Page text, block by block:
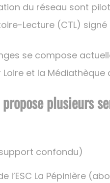
du réseau sont
Lecture (CTL)
se compose
et la Médiathèque
plusieurs
confondu)
La Pépinière